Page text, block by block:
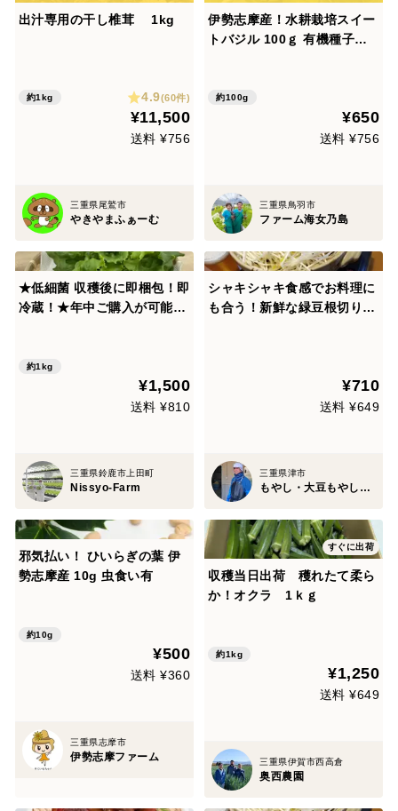
出汁専用の干し椎茸 1kg
約1kg 4.9(60件)
¥11,500
送料 ¥756
三重県尾鷲市
やきやまふぁーむ
伊勢志摩産！水耕栽培スイー
トバジル 100ｇ 有機種子使
約100g
¥650
送料 ¥756
三重県鳥羽市
ファーム海女乃島
★低細菌 収穫後に即梱包！即
冷蔵！★年中ご購入が可能！
イな」リーフレタス【大ぶり
10株入り 1株平均100g】ク
リーンルームで水耕栽培！
約1kg
¥1,500
送料 ¥810
三重県鈴鹿市上田町
Nissyo-Farm
シャキシャキ食感でお料理に
も合う！新鮮な緑豆根切りも
¥710
送料 ¥649
三重県津市
もやし・大豆もやし製造卸 小銭商店
邪気払い！ ひいらぎの葉 伊
勢志摩産 10g 虫食い有
約10g
¥500
送料 ¥360
三重県志摩市
伊勢志摩ファーム
すぐに出荷
収穫当日出荷 穫れたて柔ら
か！オクラ 1ｋｇ
約1kg
¥1,250
送料 ¥649
三重県伊賀市西高倉
奥西農園